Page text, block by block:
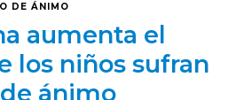
DE ÁNIMO
aumenta el
los niños sufran
ánimo